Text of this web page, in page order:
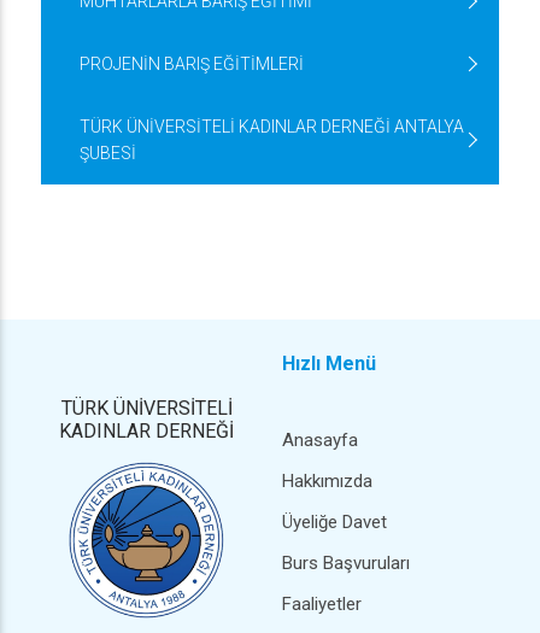
PROJENİN BARIŞ EĞİTİMLERİ
TÜRK ÜNİVERSİTELİ KADINLAR DERNEĞİ ANTALYA
ŞUBESİ
TÜRK ÜNİVERSİTELİ
KADINLAR DERNEĞİ
Hızlı Menü
Anasayfa
Hakkımızda
Üyeliğe Davet
Burs Başvuruları
Faaliyetler